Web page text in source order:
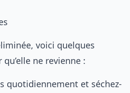
voici quelques
ne revienne :
quotidiennement et séchez-